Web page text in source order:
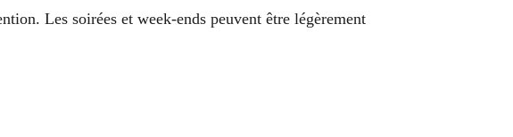
Les soirées et week-ends peuvent être légèrement